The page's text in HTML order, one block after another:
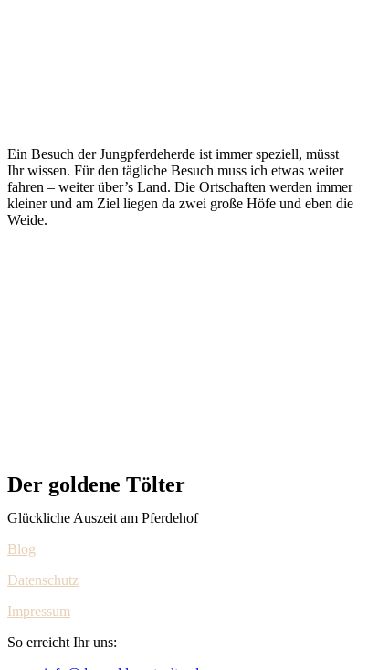
Ein Besuch der Jungpferdeherde ist immer speziell, müsst
Ihr wissen. Für den tägliche Besuch muss ich etwas weiter
fahren – weiter über’s Land. Die Ortschaften werden immer
kleiner und am Ziel liegen da zwei große Höfe und eben die
Weide.
Der goldene Tölter
Glückliche Auszeit am Pferdehof
Blog
Datenschutz
Impressum
So erreicht Ihr uns: